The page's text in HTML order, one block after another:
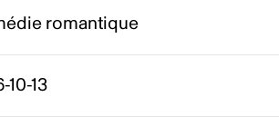
romantique
10-13